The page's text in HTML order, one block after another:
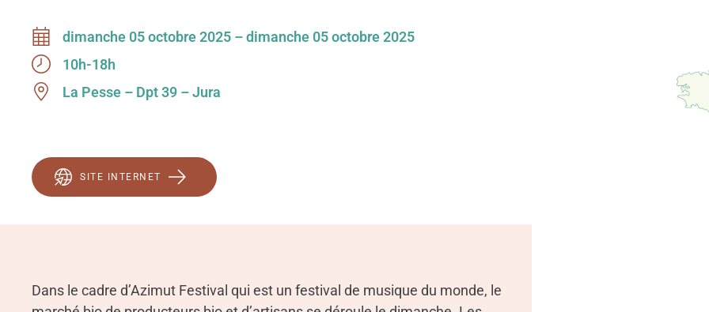
dimanche 05 octobre 2025 – dimanche 05 octobre 2025
10h-18h
La Pesse – Dpt 39 – Jura
SITE INTERNET
Dans le cadre d’Azimut Festival qui est un festival de musique du monde, le